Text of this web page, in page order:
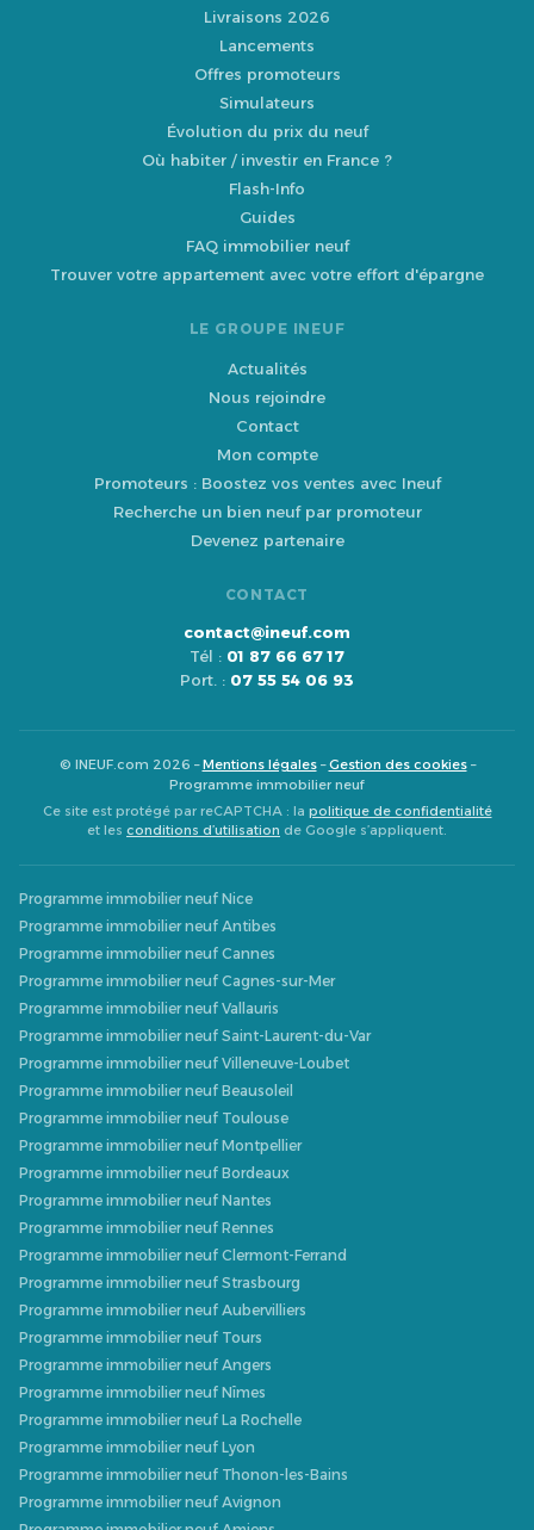
Livraisons 2026
Lancements
Offres promoteurs
Simulateurs
Évolution du prix du neuf
Où habiter / investir en France ?
Flash-Info
Guides
FAQ immobilier neuf
Trouver votre appartement avec votre effort d'épargne
LE GROUPE INEUF
Actualités
Nous rejoindre
Contact
Mon compte
Promoteurs : Boostez vos ventes avec Ineuf
Recherche un bien neuf par promoteur
Devenez partenaire
CONTACT
contact@ineuf.com
Tél : 01 87 66 67 17
Port. : 07 55 54 06 93
© INEUF.com 2026 –Mentions légales–Gestion des cookies–
Programme immobilier neuf
Ce site est protégé par reCAPTCHA : la politique de confidentialité
et les conditions d’utilisation de Google s’appliquent.
Programme immobilier neuf Nice
Programme immobilier neuf Antibes
Programme immobilier neuf Cannes
Programme immobilier neuf Cagnes-sur-Mer
Programme immobilier neuf Vallauris
Programme immobilier neuf Saint-Laurent-du-Var
Programme immobilier neuf Villeneuve-Loubet
Programme immobilier neuf Beausoleil
Programme immobilier neuf Toulouse
Programme immobilier neuf Montpellier
Programme immobilier neuf Bordeaux
Programme immobilier neuf Nantes
Programme immobilier neuf Rennes
Programme immobilier neuf Clermont-Ferrand
Programme immobilier neuf Strasbourg
Programme immobilier neuf Aubervilliers
Programme immobilier neuf Tours
Programme immobilier neuf Angers
Programme immobilier neuf Nîmes
Programme immobilier neuf La Rochelle
Programme immobilier neuf Lyon
Programme immobilier neuf Thonon-les-Bains
Programme immobilier neuf Avignon